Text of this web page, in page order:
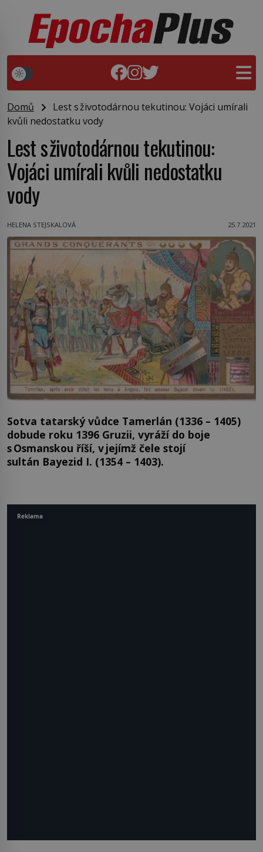
Domů
Lest s životodárnou tekutinou: Vojáci umírali
kvůli nedostatku vody
Lest s životodárnou tekutinou:
Vojáci umírali kvůli nedostatku
vody
HELENA STEJSKALOVÁ 25.7.2021
Sotva tatarský vůdce Tamerlán (1336 – 1405)
dobude roku 1396 Gruzii, vyráží do boje
s Osmanskou říší, v jejímž čele stojí
sultán Bayezid I. (1354 – 1403).
Reklama